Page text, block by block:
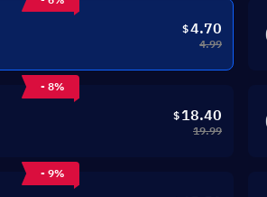
$4.70
4.99
- 8%
$ 18.40
19.99
- 9%